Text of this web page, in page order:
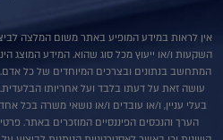
אין לראות במידע המופיע באתר משום המלצה
השקעות ו/או ייעוץ מכל סוג שהוא. המידע המוצג
המתחשב בנתונים ובצרכים המיוחדים של כל
עושה זאת על דעתו בלבד ועל אחריותו
בעלי עניין, ו/או עובדים ו/או נושאי משרה בכל
הערך והנכסים הפיננסיים המוזכרים באתר.